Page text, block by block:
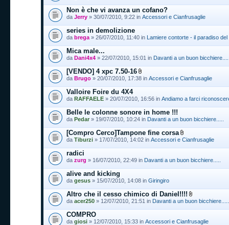
Non è che vi avanza un cofano?
da Jerry » 30/07/2010, 9:22 in Accessori e Cianfrusaglie
series in demolizione
da brega » 26/07/2010, 11:40 in Lamiere contorte - il paradiso del
Mica male...
da Dani4x4 » 22/07/2010, 15:01 in Davanti a un buon
[VENDO] 4 xpc 7.50-16
da Brugo » 20/07/2010, 17:38 in Accessori e Cianfrusaglie
Valloire Foire du 4X4
da RAFFAELE » 20/07/2010, 16:56 in Andiamo a farci
Belle le colonne sonore in home !!!
da Pedar » 19/07/2010, 10:24 in Davanti a un buon bicchiere.....
[Compro Cerco]Tampone fine corsa
da Tiburzi » 17/07/2010, 14:02 in Accessori e Cianfrusaglie
radici
da zurg » 16/07/2010, 22:49 in Davanti a un buon bicchiere.....
alive and kicking
da gesus » 15/07/2010, 14:08 in Giringiro
Altro che il cesso chimico di Daniel!!!!
da acer250 » 12/07/2010, 21:51 in Davanti a un buon bicchiere.....
COMPRO
da giosi » 12/07/2010, 15:33 in Accessori e Cianfrusaglie